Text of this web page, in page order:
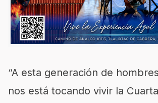
“A esta generación de
nos está tocando vivir la Cuarta